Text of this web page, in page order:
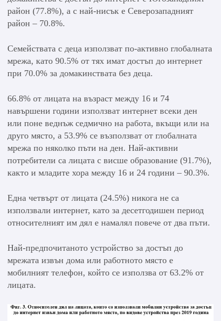
район (77.8%), а с най-нисък е Северозападният
район – 70.8%.
Семействата с деца използват по-активно глобалната
мрежа, като 90.5% от тях имат достъп до интернет
при 70.0% за домакинствата без деца.
66.8% от лицата на възраст между 16 и 74
навършени години използват интернет всеки ден
или поне веднъж седмично на работа, вкъщи или на
друго място, а 53.9% се възползват от глобалната
мрежа по няколко пъти на ден. Най-активни
потребители са лицата с висше образование (91.7%),
както и младите хора между 16 и 24 години – 90.3%.
Една четвърт от лицата (24.5%) никога не са
използвали интернет, като за десетгодишен период
относителният им дял е намалял повече от два пъти.
Най-предпочитаното устройство за достъп до
мрежата извън дома или работното място e
мобилният телефон, който се използва от 63.2% от
лицата.